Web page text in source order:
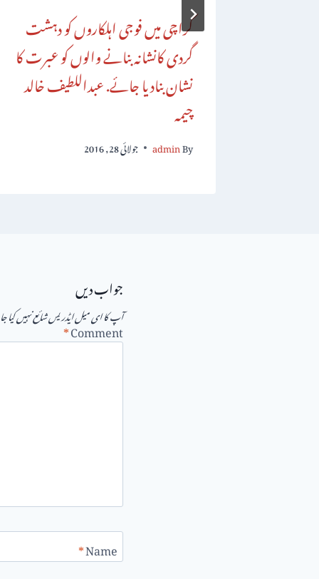
کراچی میں فوجی اہلکاروں کو دہشت
گردی کانشانہ بنانے والوں کو عبرت کا
نشان بنادیا جائے. عبداللطیف خالد
چیمہ
By
admin جولائی 28, 2016
جواب دیں
آپ کا ای میل ایڈریس شائع نہیں کیا
Comment
*
Name
*